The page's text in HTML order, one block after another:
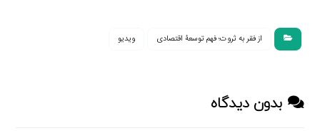
از فقر به ثروت؛ فهم توسعۀ اقتصادی ویدیو
بدون دیدگاه